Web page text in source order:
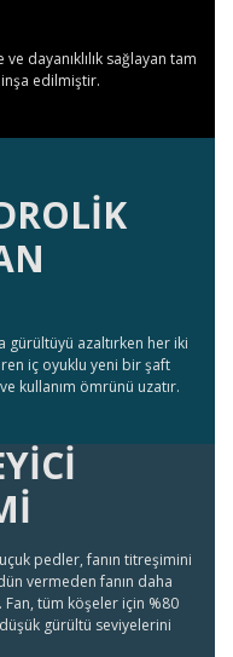
dayanıklılık sağlayan tam
edilmiştir.
gürültüyü azaltırken her iki
iç oyuklu yeni bir şaft
kullanım ömrünü uzatır.
pedler, fanın titreşimini
vermeden fanın daha
tüm köşeler için %80
gürültü seviyelerini